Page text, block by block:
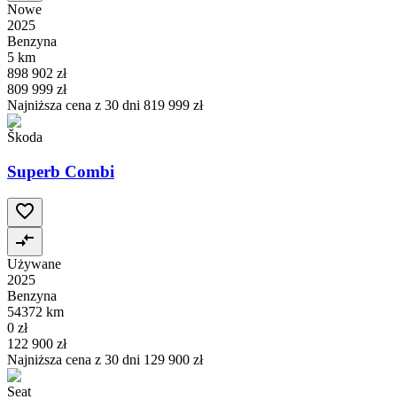
Nowe
2025
Benzyna
5 km
898 902 zł
809 999 zł
Najniższa cena z 30 dni 819 999 zł
Škoda
Superb Combi
Używane
2025
Benzyna
54372 km
0 zł
122 900 zł
Najniższa cena z 30 dni 129 900 zł
Seat